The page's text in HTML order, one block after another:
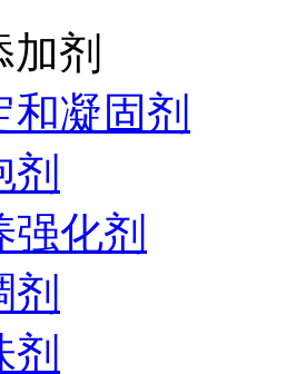
剂
和凝固剂
剂
强化剂
剂
剂